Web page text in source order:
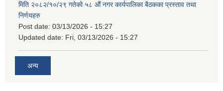
मिति २०८२/१०/२९ गतेको ५८ औं नगर कार्यपालिका बैठकका प्रस्ताव तथा
निर्णयहरु
Post date: 03/13/2026 - 15:27
Updated date: Fri, 03/13/2026 - 15:27
अन्य